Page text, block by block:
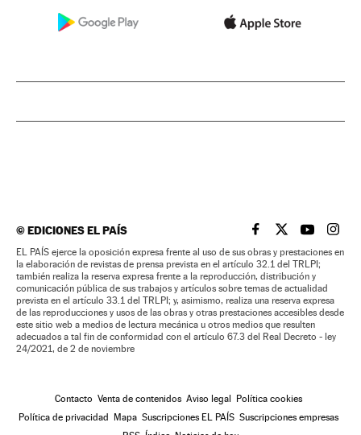
©EDICIONES EL PAÍS EL PAÍS BRASIL EN
EL PAÍSEL PAÍS
EL
EL PAÍS ejerce la oposición expresa frente al uso de sus obras y prestaciones en
la elaboración de revistas de prensa prevista en el artículo 32.1 del TRLPI;
también realiza la reserva expresa frente a la reproducción, distribución y
comunicación pública de sus trabajos y artículos sobre temas de actualidad
prevista en el artículo 33.1 del TRLPI; y, asimismo, realiza una reserva expresa
de las reproducciones y usos de las obras y otras prestaciones accesibles desde
este sitio web a medios de lectura mecánica u otros medios que resulten
adecuados a tal fin de conformidad con el artículo 67.3 del Real Decreto - ley
24/2021, de 2 de noviembre
Contacto Venta de contenidos Aviso legal
Política cookies
Política de privacidad
Mapa Suscripciones EL PAÍS Suscripciones empresas